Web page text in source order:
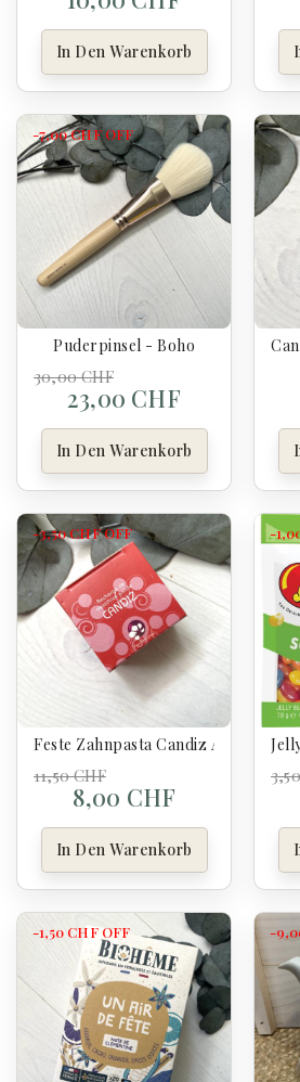
In Den Warenkorb
Puderpinsel - Boho
30,00 CHF
-7,00 CHFOFF
23,00 CHF
In Den Warenkorb
Feste Zahnpasta Candiz Aux Fruits
11,50 CHF
-3,50 CHFOFF
8,00 CHF
In Den Warenkorb
-
-1,50 CHFOFF -